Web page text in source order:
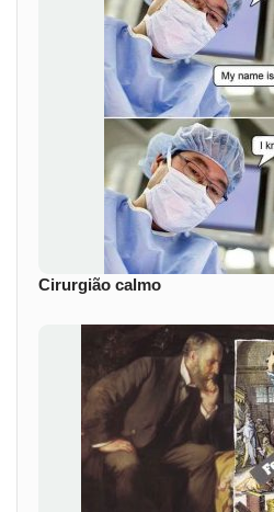
Cirurgião calmo